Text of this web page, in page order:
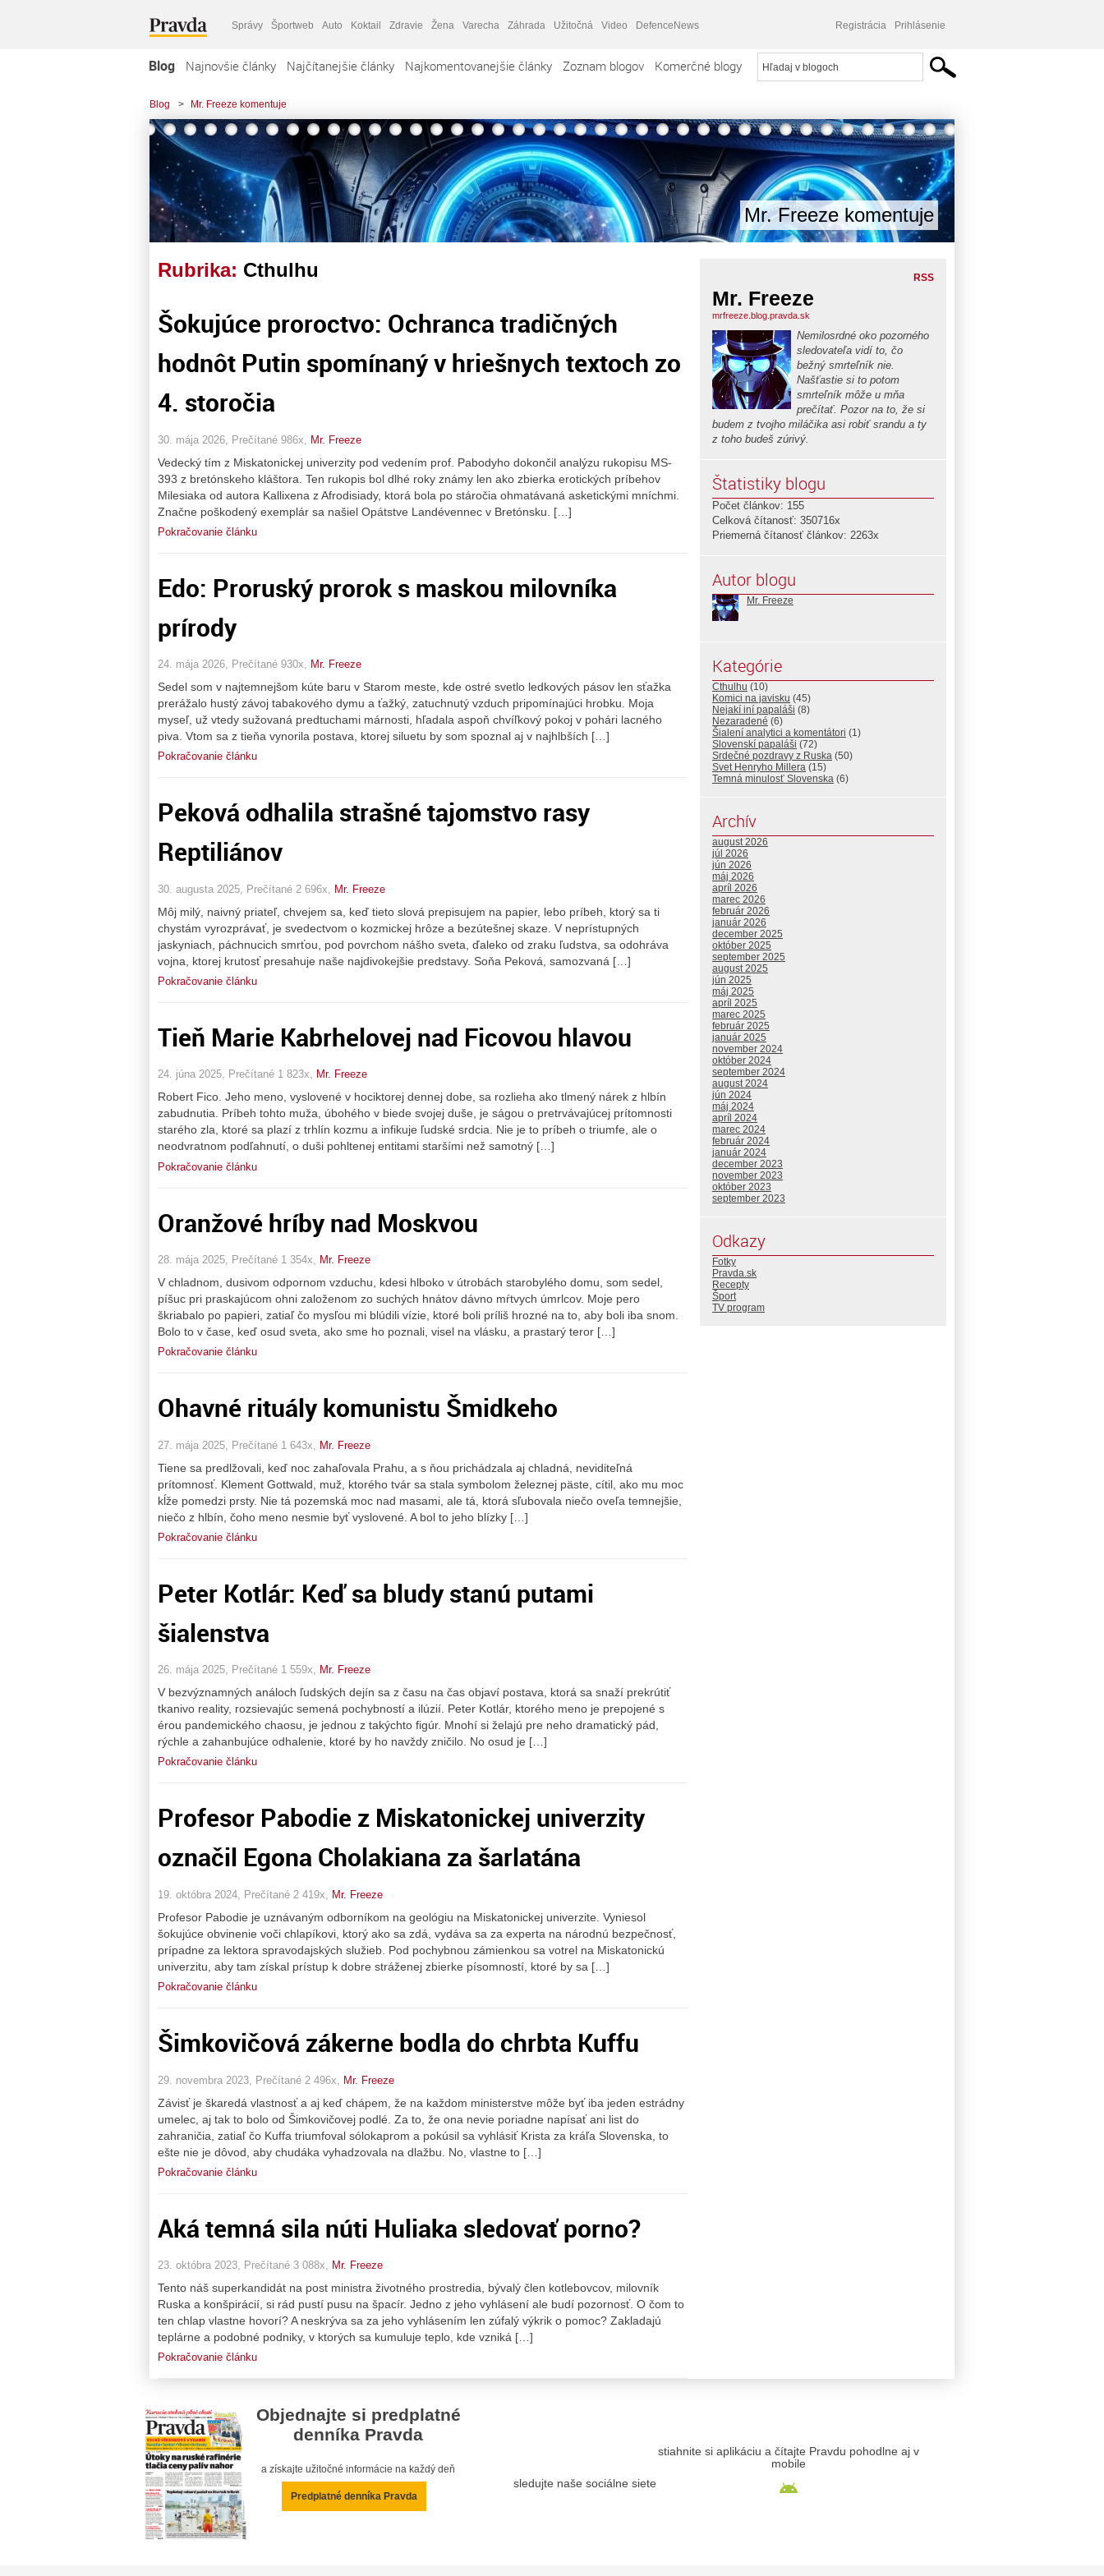
Správy Športweb Auto Koktail Zdravie Žena Varecha Záhrada Užitočná Video DefenceNews Registrácia Prihlásenie
Blog Najnovšie články Najčítanejšie články Najkomentovanejšie články Zoznam blogov Komerčné blogy
Blog > Mr. Freeze komentuje
Mr. Freeze komentuje
Rubrika: Cthulhu
Šokujúce proroctvo: Ochranca tradičných
hodnôt Putin spomínaný v hriešnych textoch zo
4. storočia
30. mája 2026, Prečítané 986x, Mr. Freeze
Vedecký tím z Miskatonickej univerzity pod vedením prof. Pabodyho dokončil analýzu rukopisu MS-
393 z bretónskeho kláštora. Ten rukopis bol dlhé roky známy len ako zbierka erotických príbehov
Milesiaka od autora Kallixena z Afrodisiady, ktorá bola po stáročia ohmatávaná asketickými mníchmi.
Značne poškodený exemplár sa našiel Opátstve Landévennec v Bretónsku. […]
Pokračovanie článku
Edo: Proruský prorok s maskou milovníka
prírody
24. mája 2026, Prečítané 930x, Mr. Freeze
Sedel som v najtemnejšom kúte baru v Starom meste, kde ostré svetlo ledkových pásov len sťažka
prerážalo hustý závoj tabakového dymu a ťažký, zatuchnutý vzduch pripomínajúci hrobku. Moja
myseľ, už vtedy sužovaná predtuchami márnosti, hľadala aspoň chvíľkový pokoj v pohári lacného
piva. Vtom sa z tieňa vynorila postava, ktorej siluetu by som spoznal aj v najhlbších […]
Pokračovanie článku
Peková odhalila strašné tajomstvo rasy
Reptiliánov
30. augusta 2025, Prečítané 2 696x, Mr. Freeze
Môj milý, naivný priateľ, chvejem sa, keď tieto slová prepisujem na papier, lebo príbeh, ktorý sa ti
chystám vyrozprávať, je svedectvom o kozmickej hrôze a bezútešnej skaze. V neprístupných
jaskyniach, páchnucich smrťou, pod povrchom nášho sveta, ďaleko od zraku ľudstva, sa odohráva
vojna, ktorej krutosť presahuje naše najdivokejšie predstavy. Soňa Peková, samozvaná […]
Pokračovanie článku
Tieň Marie Kabrhelovej nad Ficovou hlavou
24. júna 2025, Prečítané 1 823x, Mr. Freeze
Robert Fico. Jeho meno, vyslovené v hociktorej dennej dobe, sa rozlieha ako tlmený nárek z hlbín
zabudnutia. Príbeh tohto muža, úbohého v biede svojej duše, je ságou o pretrvávajúcej prítomnosti
starého zla, ktoré sa plazí z trhlín kozmu a infikuje ľudské srdcia. Nie je to príbeh o triumfe, ale o
neodvratnom podľahnutí, o duši pohltenej entitami staršími než samotný […]
Pokračovanie článku
Oranžové hríby nad Moskvou
28. mája 2025, Prečítané 1 354x, Mr. Freeze
V chladnom, dusivom odpornom vzduchu, kdesi hlboko v útrobách starobylého domu, som sedel,
píšuc pri praskajúcom ohni založenom zo suchých hnátov dávno mŕtvych úmrlcov. Moje pero
škriabalo po papieri, zatiaľ čo mysľou mi blúdili vízie, ktoré boli príliš hrozné na to, aby boli iba snom.
Bolo to v čase, keď osud sveta, ako sme ho poznali, visel na vlásku, a prastarý teror […]
Pokračovanie článku
Ohavné rituály komunistu Šmidkeho
27. mája 2025, Prečítané 1 643x, Mr. Freeze
Tiene sa predlžovali, keď noc zahaľovala Prahu, a s ňou prichádzala aj chladná, neviditeľná
prítomnosť. Klement Gottwald, muž, ktorého tvár sa stala symbolom železnej päste, cítil, ako mu moc
kĺže pomedzi prsty. Nie tá pozemská moc nad masami, ale tá, ktorá sľubovala niečo oveľa temnejšie,
niečo z hlbín, čoho meno nesmie byť vyslovené. A bol to jeho blízky […]
Pokračovanie článku
Peter Kotlár: Keď sa bludy stanú putami
šialenstva
26. mája 2025, Prečítané 1 559x, Mr. Freeze
V bezvýznamných análoch ľudských dejín sa z času na čas objaví postava, ktorá sa snaží prekrútiť
tkanivo reality, rozsievajúc semená pochybností a ilúzií. Peter Kotlár, ktorého meno je prepojené s
érou pandemického chaosu, je jednou z takýchto figúr. Mnohí si želajú pre neho dramatický pád,
rýchle a zahanbujúce odhalenie, ktoré by ho navždy zničilo. No osud je […]
Pokračovanie článku
Profesor Pabodie z Miskatonickej univerzity
označil Egona Cholakiana za šarlatána
19. októbra 2024, Prečítané 2 419x, Mr. Freeze
Profesor Pabodie je uznávaným odborníkom na geológiu na Miskatonickej univerzite. Vyniesol
šokujúce obvinenie voči chlapíkovi, ktorý ako sa zdá, vydáva sa za experta na národnú bezpečnosť,
prípadne za lektora spravodajských služieb. Pod pochybnou zámienkou sa votrel na Miskatonickú
univerzitu, aby tam získal prístup k dobre stráženej zbierke písomností, ktoré by sa […]
Pokračovanie článku
Šimkovičová zákerne bodla do chrbta Kuffu
29. novembra 2023, Prečítané 2 496x, Mr. Freeze
Závisť je škaredá vlastnosť a aj keď chápem, že na každom ministerstve môže byť iba jeden estrádny
umelec, aj tak to bolo od Šimkovičovej podlé. Za to, že ona nevie poriadne napísať ani list do
zahraničia, zatiaľ čo Kuffa triumfoval sólokaprom a pokúsil sa vyhlásiť Krista za kráľa Slovenska, to
ešte nie je dôvod, aby chudáka vyhadzovala na dlažbu. No, vlastne to […]
Pokračovanie článku
Aká temná sila núti Huliaka sledovať porno?
23. októbra 2023, Prečítané 3 088x, Mr. Freeze
Tento náš superkandidát na post ministra životného prostredia, bývalý člen kotlebovcov, milovník
Ruska a konšpirácií, si rád pustí pusu na špacír. Jedno z jeho vyhlásení ale budí pozornosť. O čom to
ten chlap vlastne hovorí? A neskrýva sa za jeho vyhlásením len zúfalý výkrik o pomoc? Zakladajú
teplárne a podobné podniky, v ktorých sa kumuluje teplo, kde vzniká […]
Pokračovanie článku
RSS
Mr. Freeze
mrfreeze.blog.pravda.sk
Nemilosrdné oko pozorného
sledovateľa vidí to, čo
bežný smrteľník nie.
Našťastie si to potom
smrteľník môže u mňa
prečítať. Pozor na to, že si
budem z tvojho miláčika asi robiť srandu a ty
z toho budeš zúrivý.
Štatistiky blogu
Počet článkov: 155
Celková čítanosť: 350716x
Priemerná čítanosť článkov: 2263x
Autor blogu
Mr. Freeze
Kategórie
Cthulhu (10)
Komici na javisku (45)
Nejakí iní papaláši (8)
Nezaradené (6)
Šialení analytici a komentátori (1)
Slovenskí papaláši (72)
Srdečné pozdravy z Ruska (50)
Svet Henryho Millera (15)
Temná minulosť Slovenska (6)
Archív
august 2026
júl 2026
jún 2026
máj 2026
apríl 2026
marec 2026
február 2026
január 2026
december 2025
október 2025
september 2025
august 2025
jún 2025
máj 2025
apríl 2025
marec 2025
február 2025
január 2025
november 2024
október 2024
september 2024
august 2024
jún 2024
máj 2024
apríl 2024
marec 2024
február 2024
január 2024
december 2023
november 2023
október 2023
september 2023
Odkazy
Fotky
Pravda.sk
Recepty
Šport
TV program
Objednajte si predplatné
denníka Pravda
a získajte užitočné informácie na každý deň
Predplatné denníka Pravda
sledujte naše sociálne siete
stiahnite si aplikáciu a čítajte Pravdu pohodlne aj v
mobile